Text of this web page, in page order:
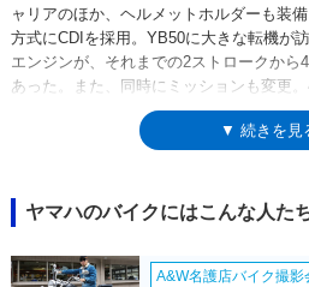
ャリアのほか、ヘルメットホルダーも装
方式にCDIを採用。YB50に大きな転機が
エンジンが、それまでの2ストロークから
あった。また、同時にミッションも変更
リー式ではなく、リターン式となった。
ルックの原付モデル人気が高まってきて
のに併せて、（車名はそのままに）YB50
た。2006年モデルで、立体エンブレムの
上のモデルライフに幕を下ろした。
▼ 続きを見
ヤマハのバイクにはこんな人た
A&W名護店バイク撮